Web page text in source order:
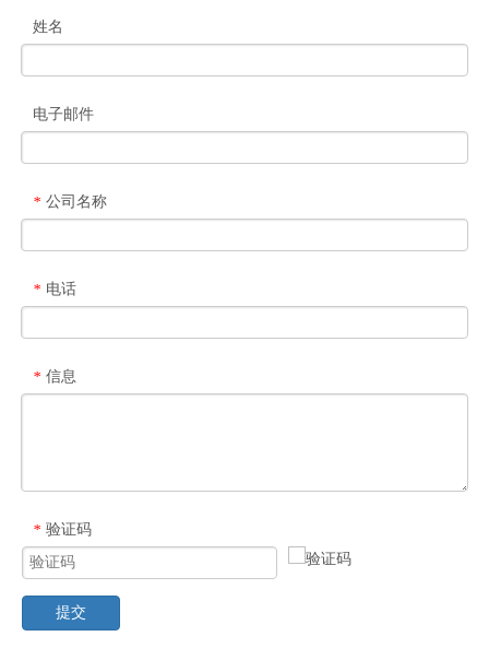
姓名
电子邮件
* 公司名称
* 电话
* 信息
* 验证码
提交